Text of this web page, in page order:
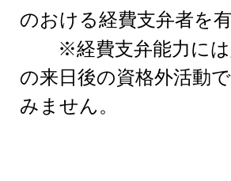
のおける経費支弁者を
※経費支弁能力には
の来日後の資格外活動
みません。